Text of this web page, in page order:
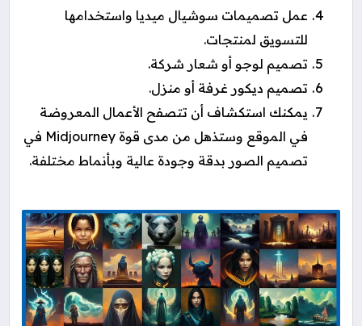
عمل تصميمات سوشيال ميديا واستخدامها
للتسويق لمنتجات.
تصميم لوجو أو شعار شركة.
تصميم ديكور غرفة أو منزل.
يمكنك استكشاف أن تتصفح الأعمال المعروضة
في الموقع وستذهل من مدى قوة Midjourney في
تصميم الصور بدقة وجودة عالية وبأنماط مختلفة.